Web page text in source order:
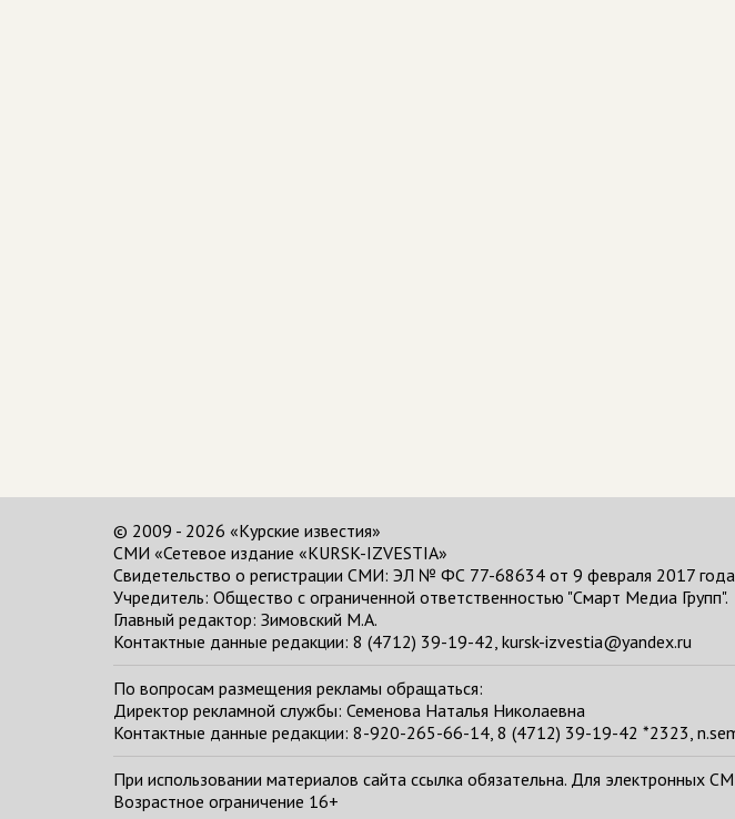
© 2009 - 2026 «Курские известия»
СМИ «Сетевое издание «KURSK-IZVESTIA»
Свидетельство о регистрации СМИ: ЭЛ № ФС 77-68634 от 9 февраля 2017
Учредитель: Общество с ограниченной ответственностью "Смарт Медиа Групп".
Главный редактор: Зимовский М.А.
Контактные данные редакции: 8 (4712) 39-19-42, kursk-izvestia@yandex.ru
По вопросам размещения рекламы обращаться:
Директор рекламной службы: Семенова Наталья Николаевна
Контактные данные редакции: 8-920-265-66-14, 8 (4712) 39-19-42 *2323,
При использовании материалов сайта ссылка обязательна. Для электронных
Возрастное ограничение 16+